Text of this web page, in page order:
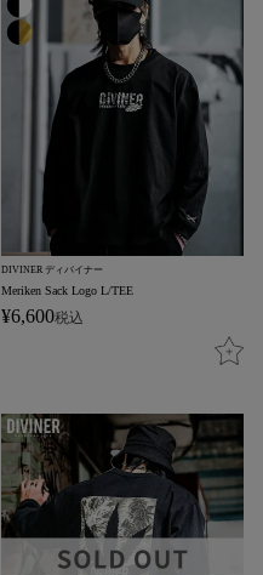
DIVINER ディバイナー
Meriken Sack Logo L/TEE
¥6,600税込